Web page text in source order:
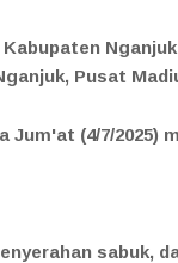
Pusat
(4/7/2025)
sabuk,